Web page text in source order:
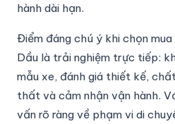
hành dài hạn.
Điểm đáng chú ý khi chọn
Dầu là trải nghiệm trực tiếp:
mẫu xe, đánh giá thiết kế,
thất và cảm nhận vận hành.
vấn rõ ràng về phạm vi di